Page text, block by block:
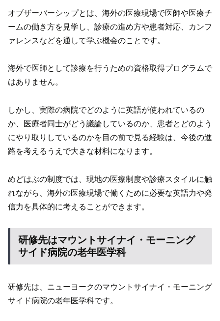
オブザーバーシップとは、海外の医療現場で医師や医療チ
ームの働き方を見学し、診療の進め方や患者対応、カンフ
ァレンスなどを通して学ぶ機会のことです。
海外で医師として診療を行うための資格取得プログラムで
はありません。
しかし、実際の病院でどのように英語が使われているの
か、医療者同士がどう議論しているのか、患者とどのよう
にやり取りしているのかを目の前で見る経験は、今後の進
路を考えるうえで大きな材料になります。
めどはぶの制度では、現地の医療制度や診療スタイルに触
れながら、海外の医療現場で働くために必要な英語力や発
信力を具体的に考えることができます。
研修先はマウントサイナイ・モーニング
サイド病院の老年医学科
研修先は、ニューヨークのマウントサイナイ・モーニング
サイド病院の老年医学科です。